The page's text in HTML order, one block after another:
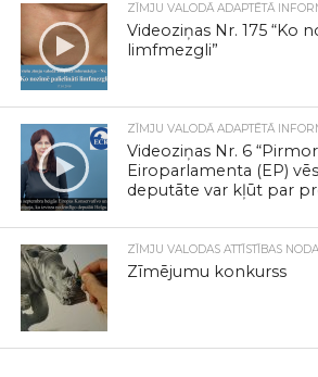
ZĪMJU VALODĀ ADAPTĒTĀ
Videoziņas Nr. 175 “Ko
limfmezgli”
ZĪMJU VALODĀ ADAPTĒTĀ
Videoziņas Nr. 6
Eiroparlamenta (EP)
deputāte var kļūt par
ZĪMJU VALODAS ATTĪSTĪBAS
Zīmējumu konkurss